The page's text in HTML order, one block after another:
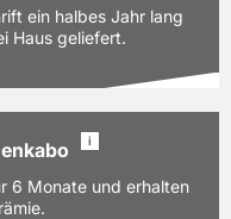
3,40 EUR
ein halbes Jahr lang
Haus geliefert.
3,40 EUR
i
6 Monate und erhalten